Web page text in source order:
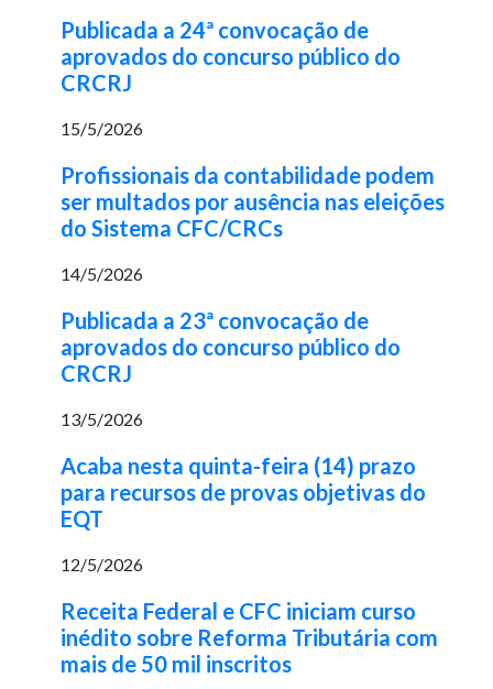
Publicada a 24ª convocação de
aprovados do concurso público do
CRCRJ
15/5/2026
Profissionais da contabilidade podem
ser multados por ausência nas eleições
do Sistema CFC/CRCs
14/5/2026
Publicada a 23ª convocação de
aprovados do concurso público do
CRCRJ
13/5/2026
Acaba nesta quinta-feira (14) prazo
para recursos de provas objetivas do
EQT
12/5/2026
Receita Federal e CFC iniciam curso
inédito sobre Reforma Tributária com
mais de 50 mil inscritos